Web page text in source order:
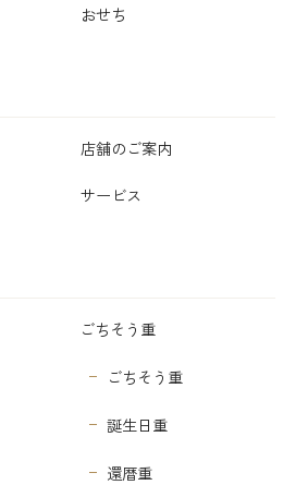
おせち
店舗のご案内
サービス
ごちそう重
ごちそう重
誕生日重
還暦重